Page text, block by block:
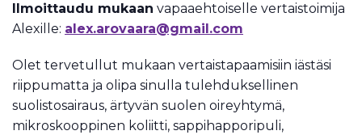
Ilmoittaudu mukaan vapaaehtoiselle vertaistoimija
Alexille: alex.arovaara@gmail.com
Olet tervetullut mukaan vertaistapaamisiin iästäsi
riippumatta ja olipa sinulla tulehduksellinen
suolistosairaus, ärtyvän suolen oireyhtymä,
mikroskooppinen koliitti, sappihapporipuli,